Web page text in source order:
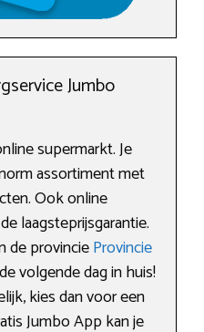
Jumbo
supermarkt. Je
assortiment met
Ook online
laagsteprijsgarantie.
de provincieProvincie
volgende dag in huis!
kies dan voor een
Jumbo App kan je